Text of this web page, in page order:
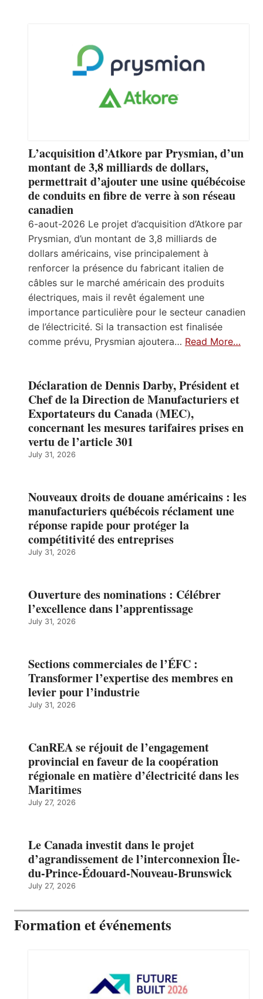
L’acquisition d’Atkore par Prysmian, d’un
montant de 3,8 milliards de dollars,
permettrait d’ajouter une usine québécoise
de conduits en fibre de verre à son réseau
canadien
6-aout-2026 Le projet d’acquisition d’Atkore par
Prysmian, d’un montant de 3,8 milliards de
dollars américains, vise principalement à
renforcer la présence du fabricant italien de
câbles sur le marché américain des produits
électriques, mais il revêt également une
importance particulière pour le secteur canadien
de l’électricité. Si la transaction est finalisée
comme prévu, Prysmian ajoutera… Read More…
Déclaration de Dennis Darby, Président et
Chef de la Direction de Manufacturiers et
Exportateurs du Canada (MEC),
concernant les mesures tarifaires prises en
vertu de l’article 301
July 31, 2026
Nouveaux droits de douane américains : les
manufacturiers québécois réclament une
réponse rapide pour protéger la
compétitivité des entreprises
July 31, 2026
Ouverture des nominations : Célébrer
l’excellence dans l’apprentissage
July 31, 2026
Sections commerciales de l’ÉFC :
Transformer l’expertise des membres en
levier pour l’industrie
July 31, 2026
CanREA se réjouit de l’engagement
provincial en faveur de la coopération
régionale en matière d’électricité dans les
Maritimes
July 27, 2026
Le Canada investit dans le projet
d’agrandissement de l’interconnexion Île-
du-Prince-Édouard-Nouveau-Brunswick
July 27, 2026
Formation et événements